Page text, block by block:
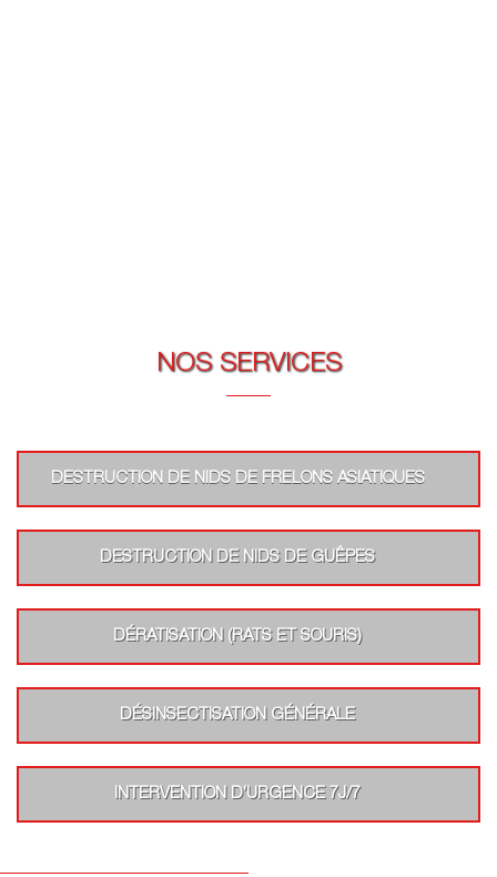
NOS SERVICES
DESTRUCTION DE NIDS DE FRELONS ASIATIQUES
DESTRUCTION DE NIDS DE GUÊPES
DÉRATISATION (RATS ET SOURIS)
DÉSINSECTISATION GÉNÉRALE
INTERVENTION D’URGENCE 7J/7